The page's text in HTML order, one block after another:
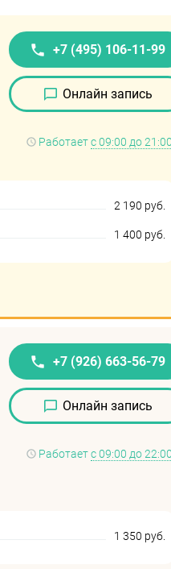
2 190 руб.
1 400 руб.
+7 (495) 106-11-99
Онлайн запись
Работаетс 09:00 до
1 350 руб.
+7 (926) 663-56-79
Онлайн запись
Работаетс 09:00 до